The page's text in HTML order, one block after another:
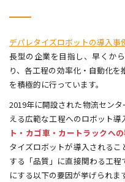
デパレタイズロボットの導入事
長型の企業を目指し、早くか
り、各工程の効率化・自動化
を積極的に行っています。
2019年に開設された物流セン
える広範な工程へのロボット
ト・カゴ車・カートラックへ
タイズロボットが導入される
する「品質」に直接関わる工
にする以下の要因が挙げられます